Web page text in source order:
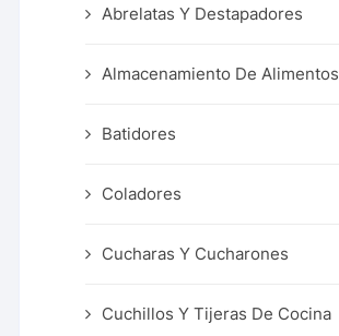
Abrelatas Y Destapadores
Almacenamiento De Alimentos
Batidores
Coladores
Cucharas Y Cucharones
Cuchillos Y Tijeras De Cocina